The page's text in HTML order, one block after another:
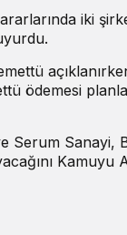
iki
ödemesi
Serum Sanayi,